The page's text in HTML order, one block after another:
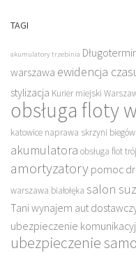
TAGI
akumulatory trzebinia
warszawa ewidencja
stylizacja Kurier miejski
obsługa floty
katowice naprawa skrzyni biegów
akumulatora obsługa flot
amortyzatory pomoc
warszawa białołęka salon
Tani wynajem aut
ubezpieczenie
ubezpieczenie